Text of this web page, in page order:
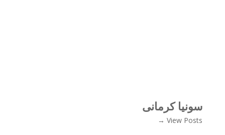
سونیا کرمانی
View Posts →